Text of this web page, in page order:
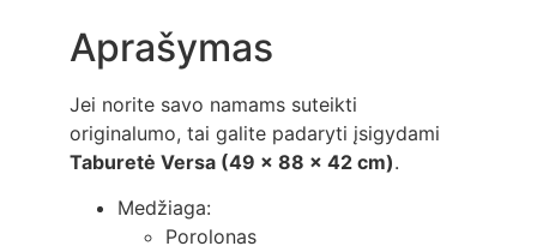
Aprašymas
Jei norite savo namams suteikti
originalumo, tai galite padaryti įsigydami
Taburetė Versa (49 x 88 x 42 cm).
Medžiaga:
Porolonas